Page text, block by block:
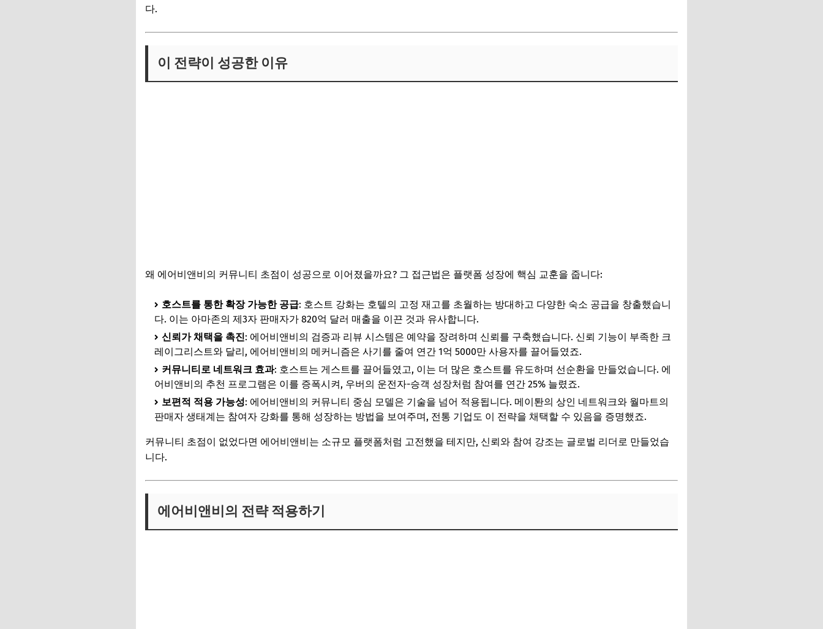
다.
이 전략이 성공한 이유
왜 에어비앤비의 커뮤니티 초점이 성공으로 이어졌을까요? 그 접근법은 플랫폼 성장에 핵심 교훈을 줍니다:
호스트를 통한 확장 가능한 공급: 호스트 강화는 호텔의 고정 재고를 초월하는 방대하고 다양한 숙소 공급을 창출했습니
다. 이는 아마존의 제3자 판매자가 820억 달러 매출을 이끈 것과 유사합니다.
신뢰가 채택을 촉진: 에어비앤비의 검증과 리뷰 시스템은 예약을 장려하며 신뢰를 구축했습니다. 신뢰 기능이 부족한 크
레이그리스트와 달리, 에어비앤비의 메커니즘은 사기를 줄여 연간 1억 5000만 사용자를 끌어들였죠.
커뮤니티로 네트워크 효과: 호스트는 게스트를 끌어들였고, 이는 더 많은 호스트를 유도하며 선순환을 만들었습니다. 에
어비앤비의 추천 프로그램은 이를 증폭시켜, 우버의 운전자-승객 성장처럼 참여를 연간 25% 늘렸죠.
보편적 적용 가능성: 에어비앤비의 커뮤니티 중심 모델은 기술을 넘어 적용됩니다. 메이퇀의 상인 네트워크와 월마트의
판매자 생태계는 참여자 강화를 통해 성장하는 방법을 보여주며, 전통 기업도 이 전략을 채택할 수 있음을 증명했죠.
커뮤니티 초점이 없었다면 에어비앤비는 소규모 플랫폼처럼 고전했을 테지만, 신뢰와 참여 강조는 글로벌 리더로 만들었습
니다.
에어비앤비의 전략 적용하기